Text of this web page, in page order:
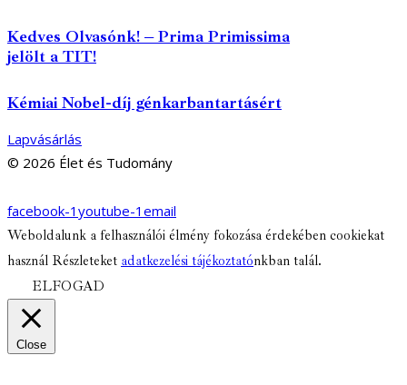
Kedves Olvasónk! – Prima Primissima
jelölt a TIT!
Kémiai Nobel-díj génkarbantartásért
Lapvásárlás
© 2026 Élet és Tudomány
facebook-1 youtube-1 email
Weboldalunk a felhasználói élmény fokozása érdekében cookiekat
használ Részleteket adatkezelési tájékoztatónkban talál.
ELFOGAD
Close